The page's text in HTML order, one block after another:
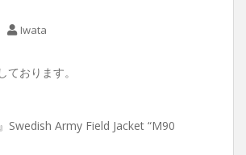
Iwata
ております。
Swedish Army Field Jacket “M90